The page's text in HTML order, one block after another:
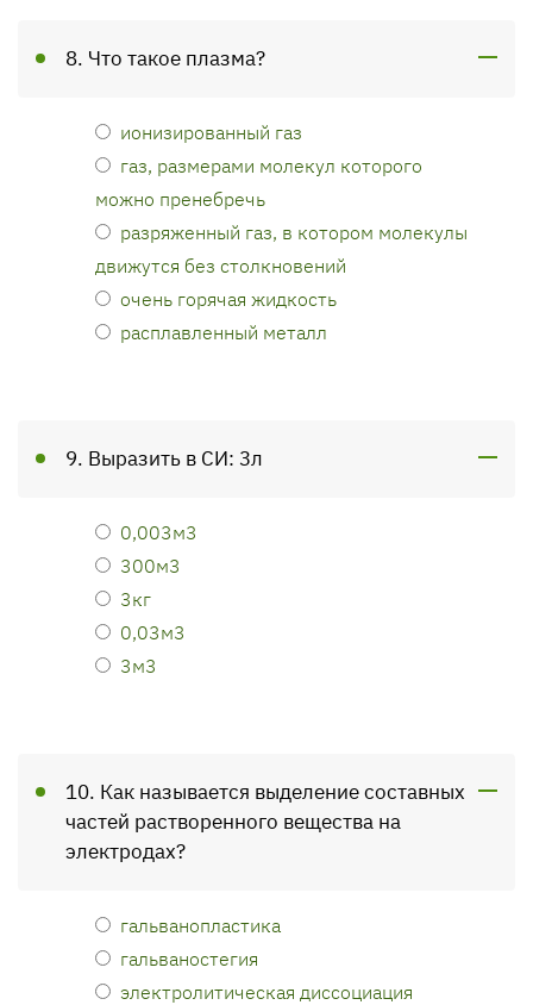
8. Что такое плазма?
ионизированный газ
газ, размерами молекул которого
можно пренебречь
разряженный газ, в котором молекулы
движутся без столкновений
очень горячая жидкость
расплавленный металл
9. Выразить в СИ: 3л
0,003м3
300м3
3кг
0,03м3
3м3
10. Как называется выделение составных
частей растворенного вещества на
электродах?
гальванопластика
гальваностегия
электролитическая диссоциация